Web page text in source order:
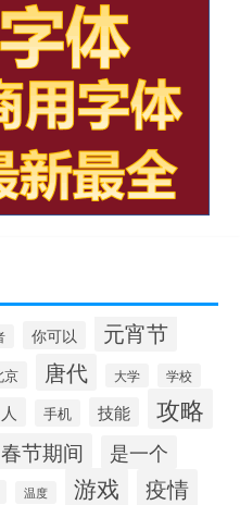
你可以 元宵节
京 唐代 大学 学校
手机 技能 攻略
春节期间 是一个
温度 游戏 疫情